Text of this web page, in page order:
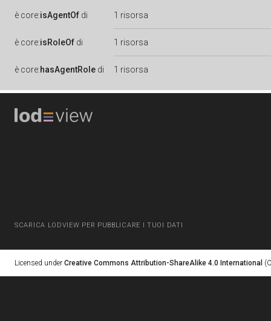
è core:isAgentOf di 1 risorsa
è core:isRoleOf di 1 risorsa
è core:hasAgentRole di 1 risorsa
SCARICA LODVIEW PER PUBBLICARE I TUOI DATI
Licensed under Creative Commons Attribution-ShareAlike 4.0 International